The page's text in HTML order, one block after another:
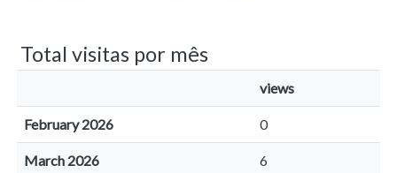
Total visitas por mês
views
February 2026 0
March 2026 6